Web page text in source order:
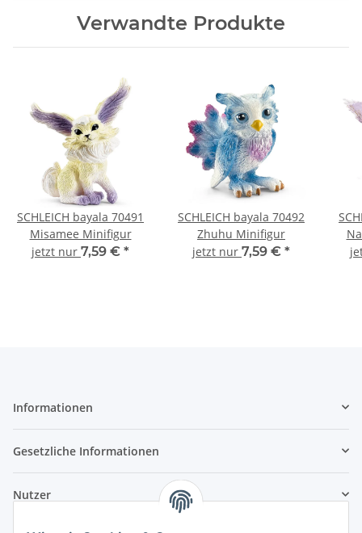
Verwandte Produkte
SCHLEICH bayala 70491
Misamee Minifigur
jetzt nur 7,59 € *
SCHLEICH bayala 70492
Zhuhu Minifigur
jetzt nur 7,59 € *
Informationen
Gesetzliche Informationen
Nutzer